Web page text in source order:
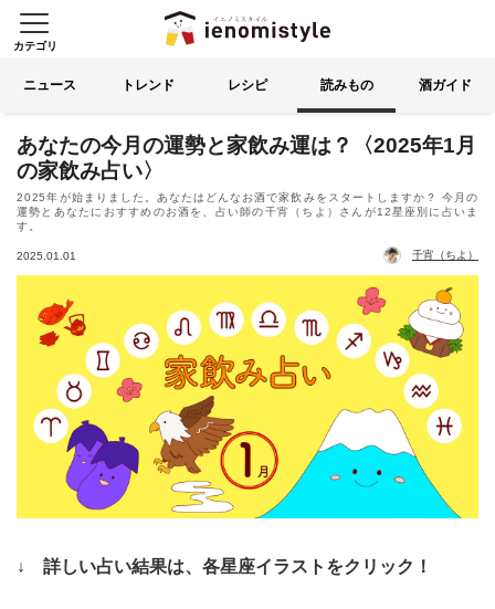
イエノミスタイル 家飲みを楽
カテゴリ
る
ニュース トレンド レシピ 読みもの 酒ガイド
あなたの今月の運勢と家飲み運は？〈2025年1月
の家飲み占い〉
2025年が始まりました。あなたはどんなお酒で家飲みをスタートしますか？ 今月の
運勢とあなたにおすすめのお酒を、占い師の千宵（ちよ）さんが12星座別に占いま
す。
2025.01.01 千宵（ちよ）
↓ 詳しい占い結果は、各星座イラストをクリック！